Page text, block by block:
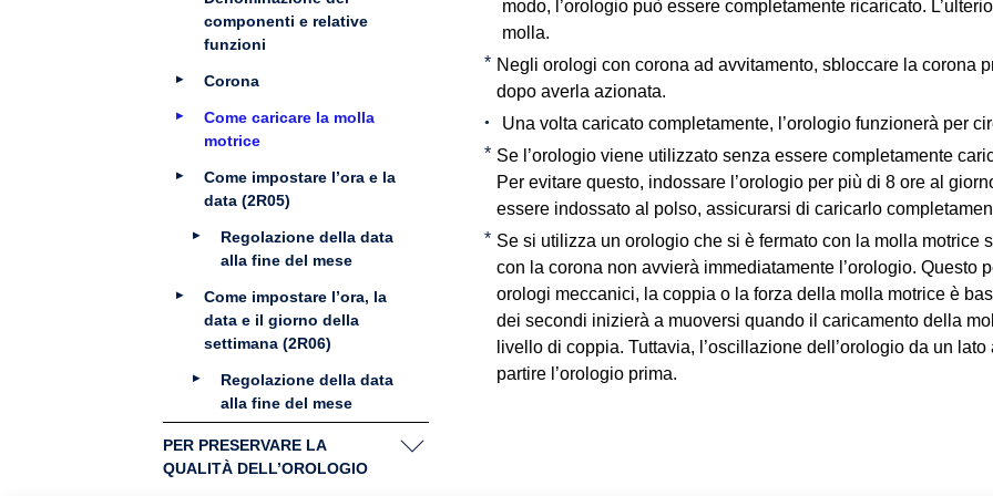
modo, l’orologio può essere completamente ricaricato.
molla.
Negli orologi con corona ad avvitamento, sbloccare la corona
dopo averla azionata.
Una volta caricato completamente, l’orologio funzionerà per
Se l’orologio viene utilizzato senza essere completamente
Per evitare questo, indossare l’orologio per più di 8 ore al
essere indossato al polso, assicurarsi di caricarlo
Se si utilizza un orologio che si è fermato con la molla motrice
con la corona non avvierà immediatamente l’orologio. Questo
orologi meccanici, la coppia o la forza della molla motrice è
dei secondi inizierà a muoversi quando il caricamento della
livello di coppia. Tuttavia, l’oscillazione dell’orologio da un
partire l’orologio prima.
componenti e relative
funzioni
Corona
Come caricare la molla
motrice
Come impostare l’ora e la
data (2R05)
Regolazione della data
alla fine del mese
Come impostare l’ora, la
data e il giorno della
settimana (2R06)
Regolazione della data
alla fine del mese
PER PRESERVARE LA
QUALITÀ DELL’OROLOGIO